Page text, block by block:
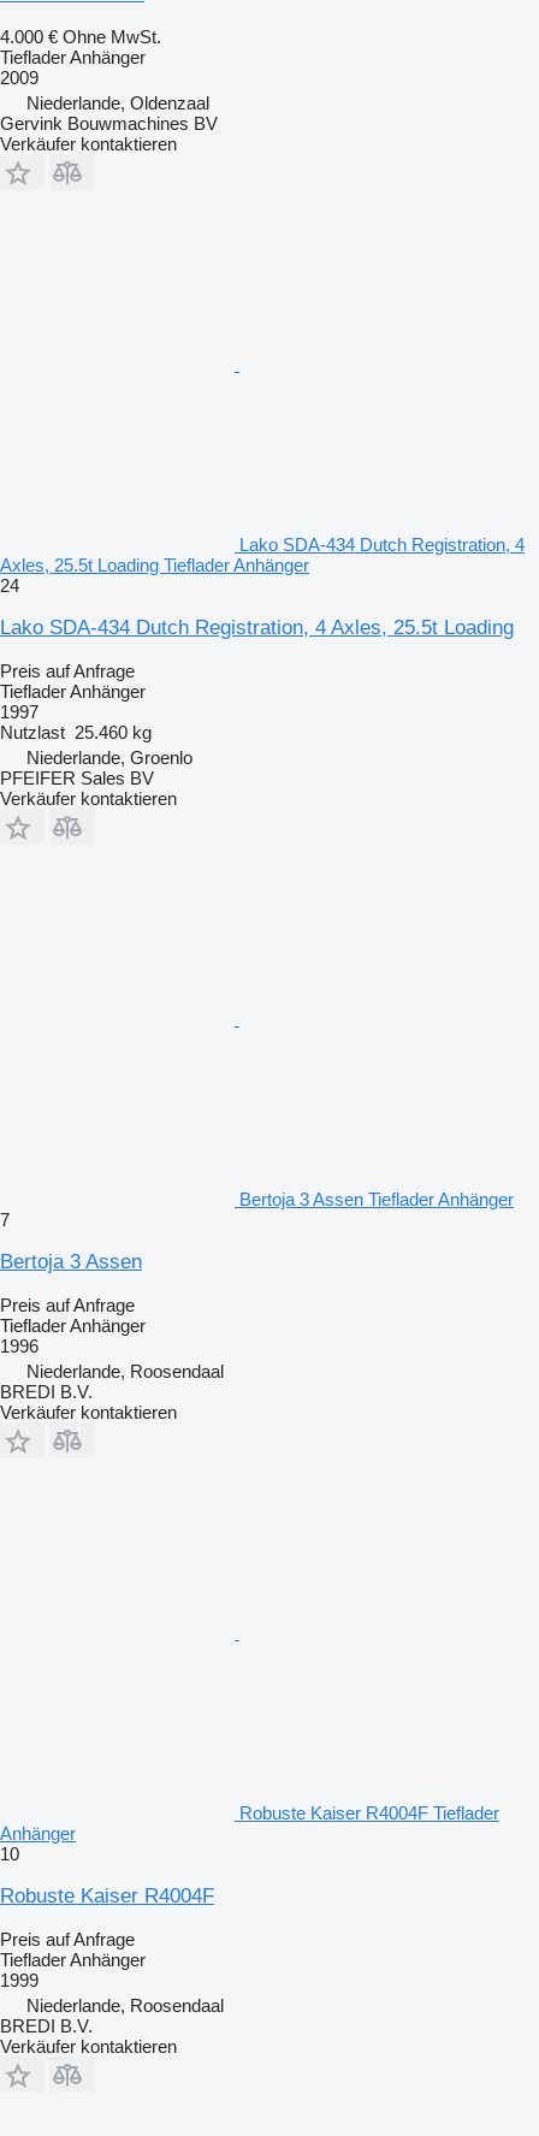
4.000 € Ohne MwSt.
Tieflader Anhänger
2009
Niederlande, Oldenzaal
Gervink Bouwmachines BV
Verkäufer kontaktieren
Lako SDA-434 Dutch Registration, 4
Axles, 25.5t Loading Tieflader Anhänger
24
Lako SDA-434 Dutch Registration, 4 Axles, 25.5t Loading
Preis auf Anfrage
Tieflader Anhänger
1997
Nutzlast 25.460 kg
Niederlande, Groenlo
PFEIFER Sales BV
Verkäufer kontaktieren
Bertoja 3 Assen Tieflader Anhänger
7
Bertoja 3 Assen
Preis auf Anfrage
Tieflader Anhänger
1996
Niederlande, Roosendaal
BREDI B.V.
Verkäufer kontaktieren
Robuste Kaiser R4004F Tieflader
Anhänger
10
Robuste Kaiser R4004F
Preis auf Anfrage
Tieflader Anhänger
1999
Niederlande, Roosendaal
BREDI B.V.
Verkäufer kontaktieren